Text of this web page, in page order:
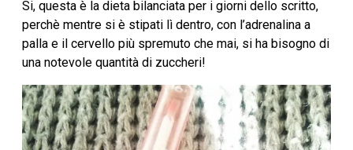
Si, questa è la dieta bilanciata per i giorni dello scritto,
perchè mentre si è stipati lì dentro, con l’adrenalina a
palla e il cervello più spremuto che mai, si ha bisogno di
una notevole quantità di zuccheri!